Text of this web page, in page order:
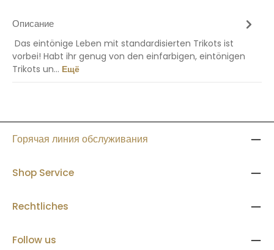
Описание
Das eintönige Leben mit standardisierten Trikots ist
vorbei! Habt ihr genug von den einfarbigen, eintönigen
Trikots un… Ещё
Горячая линия обслуживания
Shop Service
Rechtliches
Follow us